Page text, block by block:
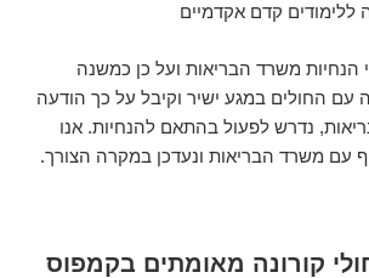
הנחיות משרד הבריאות ועל כן כמשנה
עם החולים במגע ישיר וקיבל על כך הודעה
נדרש לפעול בהתאם להנחיות. אנו
עם משרד הבריאות ונעדכן במקרה הצורך.
קורונה מאומתים בקמפוס